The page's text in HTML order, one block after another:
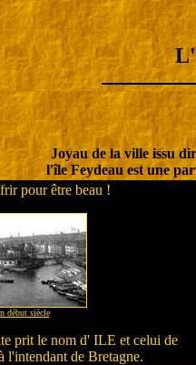
Joyau de la ville issu
l'île Feydeau est une
pour être beau !
début siècle
prit le nom d' ILE et celui de
de Bretagne.